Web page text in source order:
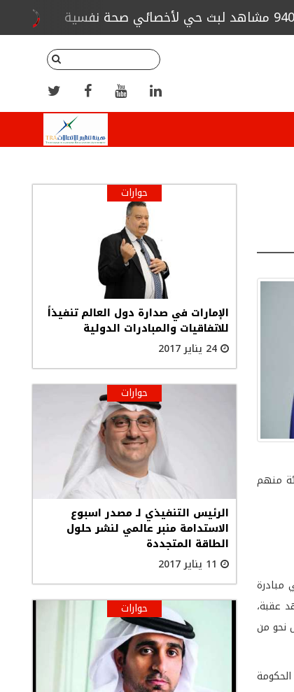
عن تنفيذ فندق "البيت"
بلغت 200% خمسون في المئة منهم
تفاوت في مبادرة
عقبة،
نحو من
حوارات
الإمارات في صدارة دول العالم تنفيذاً
للاتفاقيات والمبادرات الدولية
حوارات
الرئيس التنفيذي لـ مصدر اسبوع
الاستدامة منبر عالمي لنشر حلول
الطاقة المتجددة
حوارات